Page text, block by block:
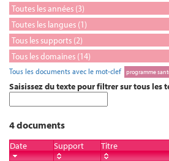
Tous les documents avec le mot-clef programme
Saisissez du texte pour filtrer sur tous les
4 documents
Date Support
Titre